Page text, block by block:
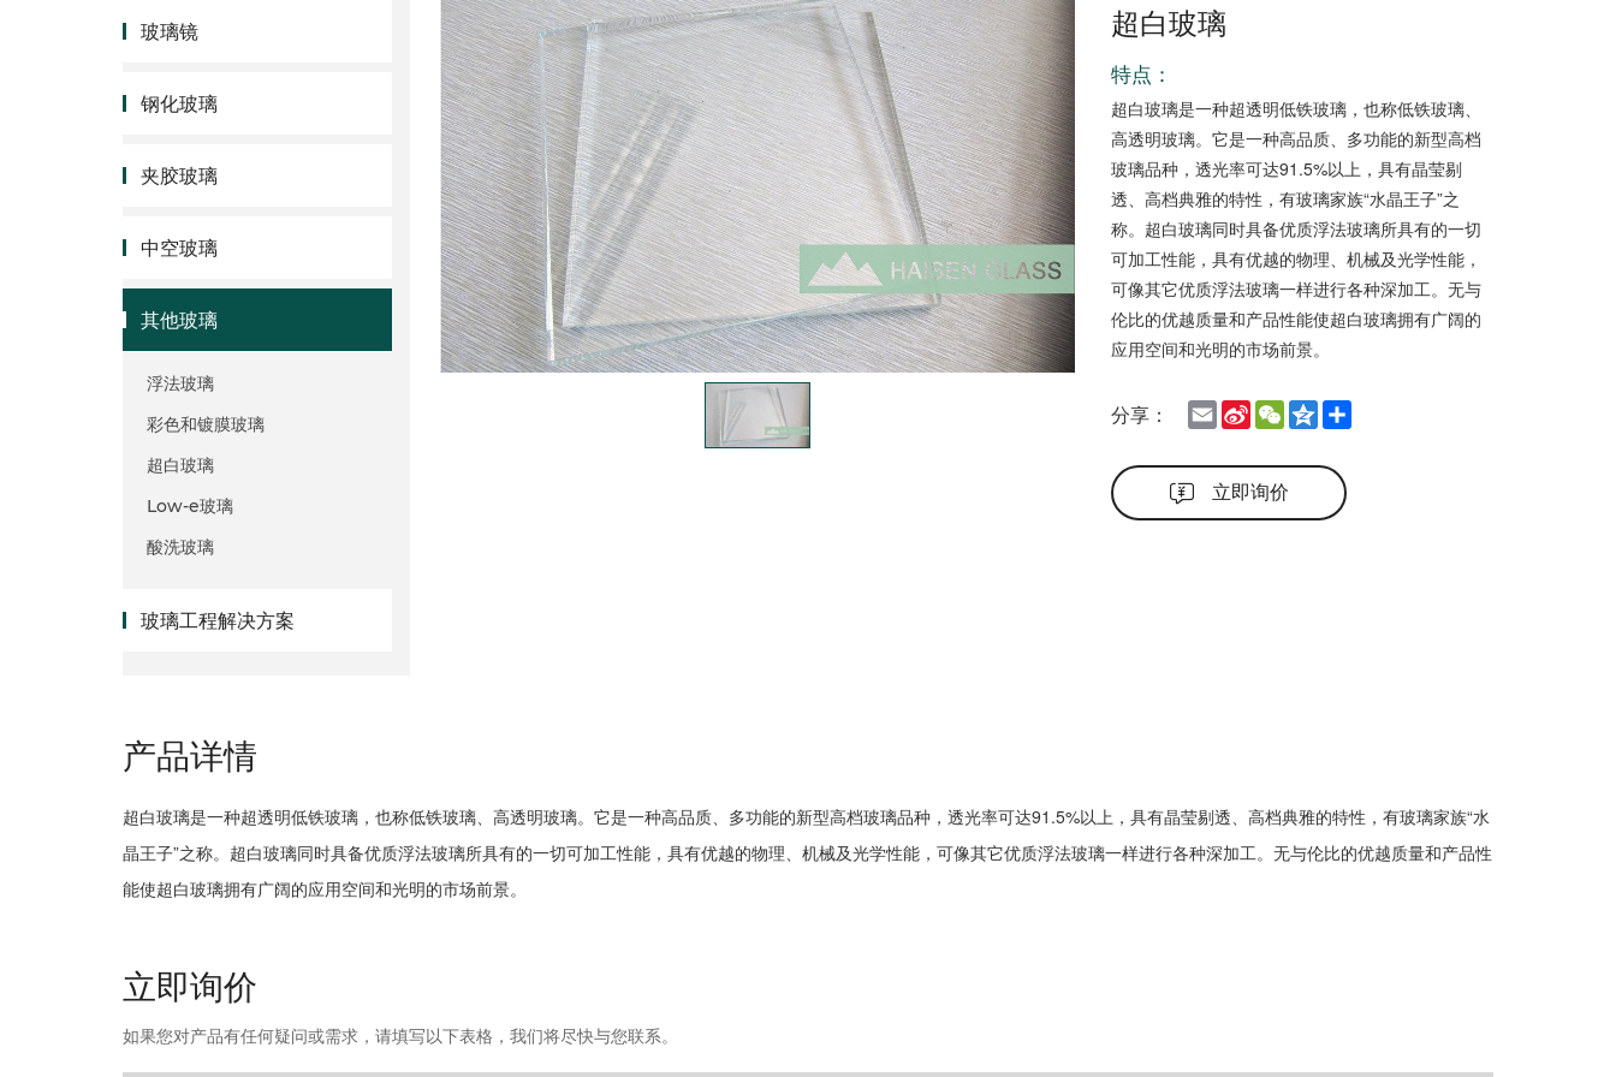
玻璃镜
钢化玻璃
夹胶玻璃
中空玻璃
其他玻璃
浮法玻璃
彩色和镀膜玻璃
超白玻璃
Low-e玻璃
酸洗玻璃
玻璃工程解决方案
超白玻璃
特点：
超白玻璃是一种超透明低铁玻璃，也称低铁玻璃、
高透明玻璃。它是一种高品质、多功能的新型高档
玻璃品种，透光率可达91.5%以上，具有晶莹剔
透、高档典雅的特性，有玻璃家族“水晶王子”之
称。超白玻璃同时具备优质浮法玻璃所具有的一切
可加工性能，具有优越的物理、机械及光学性能，
可像其它优质浮法玻璃一样进行各种深加工。无与
伦比的优越质量和产品性能使超白玻璃拥有广阔的
应用空间和光明的市场前景。
分享： EmailSina
Weibo
WeChat
Qzone
立即询价
产品详情
超白玻璃是一种超透明低铁玻璃，也称低铁玻璃、高透明玻璃。它是一种高品质、多功能的新型高档玻璃品种，透光率可达91.5%以上，具有晶莹剔透、高档典雅的特性，有玻璃家族“水
晶王子”之称。超白玻璃同时具备优质浮法玻璃所具有的一切可加工性能，具有优越的物理、机械及光学性能，可像其它优质浮法玻璃一样进行各种深加工。无与伦比的优越质量和产品性
能使超白玻璃拥有广阔的应用空间和光明的市场前景。
立即询价
如果您对产品有任何疑问或需求，请填写以下表格，我们将尽快与您联系。